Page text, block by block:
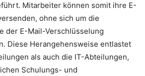
Mitarbeiter können somit ihre E-
ohne sich um die
der E-Mail-Verschlüsselung
Diese Herangehensweise entlastet
als auch die IT-Abteilungen,
Schulungs- und